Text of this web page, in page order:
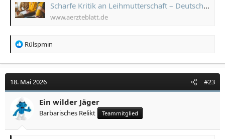
Scharfe Kritik an Leihmutterschaft – Deutsches Ärzteblatt
www.aerzteblatt.de
R
a
t
i
n
e
Rülspmin
18. Mai 2026 #23
Ein wilder Jäger
Barbarisches Relikt Teammitglied